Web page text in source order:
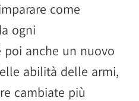
come
ogni
poi anche un nuovo
abilità delle armi,
cambiate più